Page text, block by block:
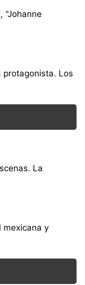
"Johanne
protagonista. Los
La
mexicana y